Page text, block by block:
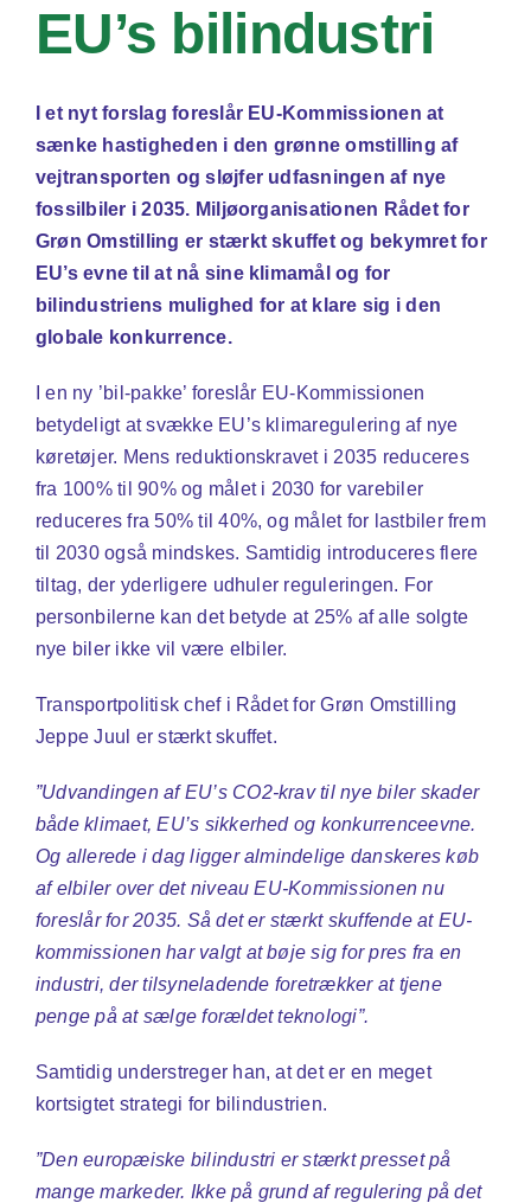
EU’s bilindustri
I et nyt forslag foreslår EU-Kommissionen at
sænke hastigheden i den grønne omstilling af
vejtransporten og sløjfer udfasningen af nye
fossilbiler i 2035. Miljøorganisationen Rådet for
Grøn Omstilling er stærkt skuffet og bekymret for
EU’s evne til at nå sine klimamål og for
bilindustriens mulighed for at klare sig i den
globale konkurrence.
I en ny ’bil-pakke’ foreslår EU-Kommissionen
betydeligt at svække EU’s klimaregulering af nye
køretøjer. Mens reduktionskravet i 2035 reduceres
fra 100% til 90% og målet i 2030 for varebiler
reduceres fra 50% til 40%, og målet for lastbiler frem
til 2030 også mindskes. Samtidig introduceres flere
tiltag, der yderligere udhuler reguleringen. For
personbilerne kan det betyde at 25% af alle solgte
nye biler ikke vil være elbiler.
Transportpolitisk chef i Rådet for Grøn Omstilling
Jeppe Juul er stærkt skuffet.
”Udvandingen af EU’s CO2-krav til nye biler skader
både klimaet, EU’s sikkerhed og konkurrenceevne.
Og allerede i dag ligger almindelige danskeres køb
af elbiler over det niveau EU-Kommissionen nu
foreslår for 2035. Så det er stærkt skuffende at EU-
kommissionen har valgt at bøje sig for pres fra en
industri, der tilsyneladende foretrækker at tjene
penge på at sælge forældet teknologi”.
Samtidig understreger han, at det er en meget
kortsigtet strategi for bilindustrien.
”Den europæiske bilindustri er stærkt presset på
mange markeder. Ikke på grund af regulering på det